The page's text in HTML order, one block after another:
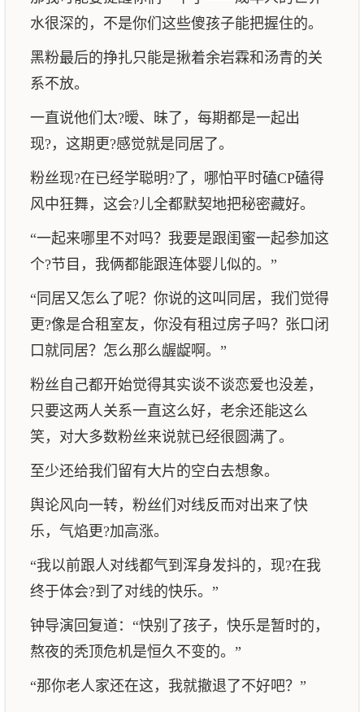
水很深的，不是你们这些傻孩子能把握住的。
黑粉最后的挣扎只能是揪着余岩霖和汤青的关
系不放。
一直说他们太?暧、昧了，每期都是一起出
现?，这期更?感觉就是同居了。
粉丝现?在已经学聪明?了，哪怕平时磕CP磕得
风中狂舞，这会?儿全都默契地把秘密藏好。
“一起来哪里不对吗？我要是跟闺蜜一起参加这
个?节目，我俩都能跟连体婴儿似的。”
“同居又怎么了呢？你说的这叫同居，我们觉得
更?像是合租室友，你没有租过房子吗？张口闭
口就同居？怎么那么龌龊啊。”
粉丝自己都开始觉得其实谈不谈恋爱也没差，
只要这两人关系一直这么好，老余还能这么
笑，对大多数粉丝来说就已经很圆满了。
至少还给我们留有大片的空白去想象。
舆论风向一转，粉丝们对线反而对出来了快
乐，气焰更?加高涨。
“我以前跟人对线都气到浑身发抖的，现?在我
终于体会?到了对线的快乐。”
钟导演回复道：“快别了孩子，快乐是暂时的，
熬夜的秃顶危机是恒久不变的。”
“那你老人家还在这，我就撤退了不好吧？”